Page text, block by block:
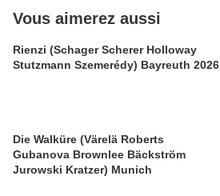
Vous aimerez aussi
Rienzi (Schager Scherer Holloway
Stutzmann Szemerédy) Bayreuth 2026
Die Walküre (Värelä Roberts
Gubanova Brownlee Bäckström
Jurowski Kratzer) Munich